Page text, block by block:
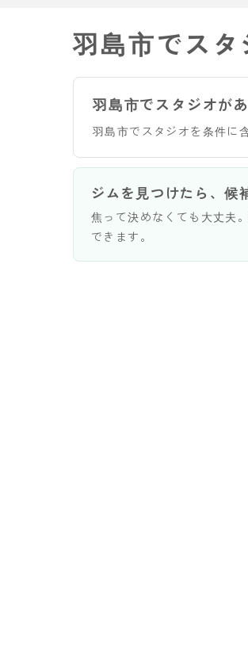
羽島市でス
羽島市でスタジオが
羽島市でスタジオを条件に
ジムを見つけたら、候
焦って決めなくても大丈夫
できます。